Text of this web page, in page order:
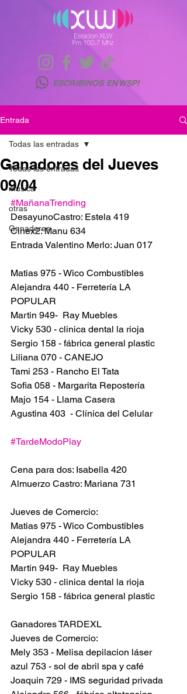
ESCRIBINOS EN WSP!
Entrada
Todas las entradas
musica
otras
Ganadores
Todas las entradas
Ganadores del Jueves
09/04
#MañanaTrending
DesayunoCastro: Estela 419
Cinex2: Manu 634
Entrada Valentino Merlo: Juan 017
Matias 975 - Wico Combustibles
Alejandra 440 - Ferretería LA
POPULAR
Martin 949-  Ray Muebles
Vicky 530 - clinica dental la rioja
Sergio 158 - fábrica general plastic
Liliana 070 - CANEJO
Tami 253 - Rancho El Tata
Sofia 058 - Margarita Repostería
Majo 154 - Llama Casera
Agustina 403  - Clínica del Celular
#TardeModoPlay
Cena para dos: Isabella 420
Almuerzo Castro: Mariana 731
Jueves de Comercio:
Matias 975 - Wico Combustibles
Alejandra 440 - Ferretería LA
POPULAR
Martin 949-  Ray Muebles
Vicky 530 - clinica dental la rioja
Sergio 158 - fábrica general plastic
Ganadores TARDEXL
Jueves de Comercio:
Mely 353 - Melisa depilacion láser
azul 753 - sol de abril spa y café
Joaquin 729 - IMS seguridad privada